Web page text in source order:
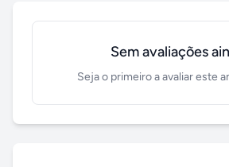
Sem avaliações
Seja o primeiro a avaliar este